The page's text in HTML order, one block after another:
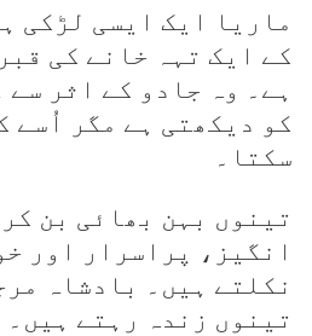
ماریا ایک ایسی لڑکی
کے ایک تہہ خانے کی
ہے۔ وہ جادو کے اثر
کو دیکھتی ہے مگر اُسے
سکتا۔
تینوں بہن بھائی بن
انگیز، پراسرار اور
نکلتے ہیں۔ بادشاہ
تینوں زندہ رہتے ہیں۔